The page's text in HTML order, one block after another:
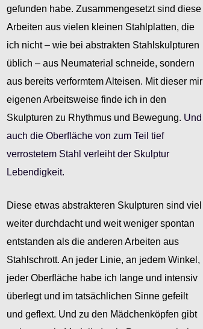
gefunden habe. Zusammengesetzt sind diese
Arbeiten aus vielen kleinen Stahlplatten, die
ich nicht – wie bei abstrakten Stahlskulpturen
üblich – aus Neumaterial schneide, sondern
aus bereits verformtem Alteisen. Mit dieser mir
eigenen Arbeitsweise finde ich in den
Skulpturen zu Rhythmus und Bewegung. Und
auch die Oberfläche von zum Teil tief
verrostetem Stahl verleiht der Skulptur
Lebendigkeit.
Diese etwas abstrakteren Skulpturen sind viel
weiter durchdacht und weit weniger spontan
entstanden als die anderen Arbeiten aus
Stahlschrott. An jeder Linie, an jedem Winkel,
jeder Oberfläche habe ich lange und intensiv
überlegt und im tatsächlichen Sinne gefeilt
und geflext. Und zu den Mädchenköpfen gibt